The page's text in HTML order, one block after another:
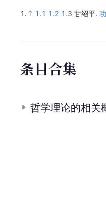
1. 1.1 1.2 1.3 甘绍平.
条目合集
哲学理论的相关